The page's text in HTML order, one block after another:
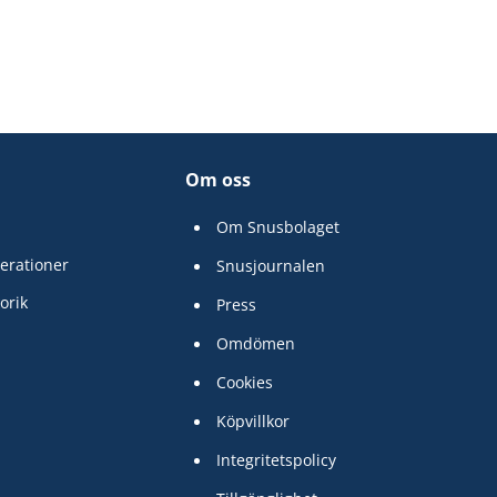
Om oss
Om Snusbolaget
Snusjournalen
Press
Omdömen
Cookies
Köpvillkor
Integritetspolicy